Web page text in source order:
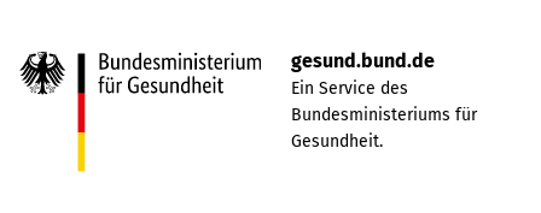
gesund.bund.de
Ein Service des
Bundesministeriums für
Gesundheit.